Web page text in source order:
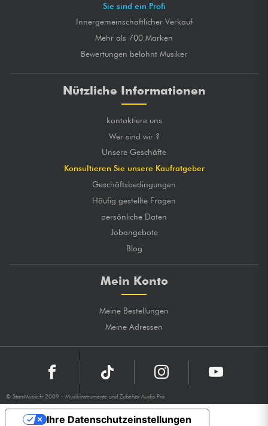
Sie sind ein Profi
Innergemeinschaftlicher Verkauf
Mehr als 700 Marken
Bewertungen belohnt Musiker
Nützliche Informationen
kontaktiere uns
Wer sind wir ?
Unsere Geschäfte
Konsultieren Sie unsere Kaufratgeber
Geschäftsbedingungen
Häufig gestellte Fragen
persönliche Daten
Jobangebote
Blog
Mein Konto
Meine Bestellungen
Meine Adressen
© StarsMusic.fr 2009 - Musikinstrumente und Zubehör Audio Pro
Ihre Datenschutzeinstellungen